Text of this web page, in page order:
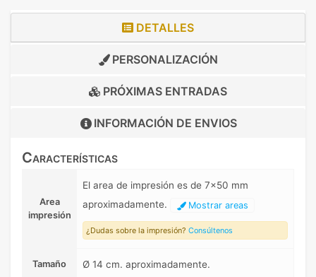
DETALLES
PERSONALIZACIÓN
PRÓXIMAS ENTRADAS
INFORMACIÓN DE ENVIOS
Características
Area
impresión
El area de impresión es de 7x50 mm
aproximadamente.
Mostrar areas
¿Dudas sobre la impresión? Consúltenos
Tamaño Ø 14 cm. aproximadamente.